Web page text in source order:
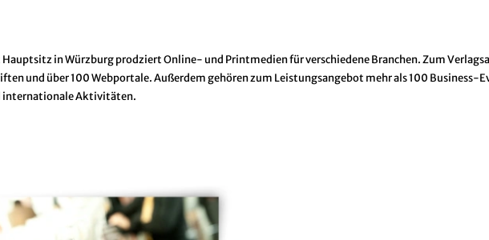
Hauptsitz in Würzburg prodziert Online- und Printmedien für verschiedene Branchen. Zum
und über 100 Webportale. Außerdem gehören zum Leistungsangebot mehr als 100 Business-
internationale Aktivitäten.